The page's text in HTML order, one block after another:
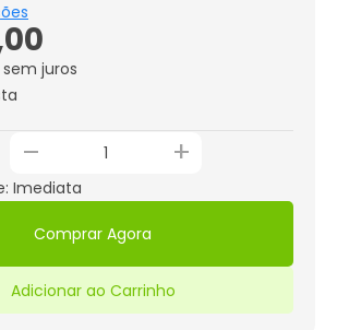
sem juros
_ +
Imediata
Comprar Agora
Adicionar ao Carrinho